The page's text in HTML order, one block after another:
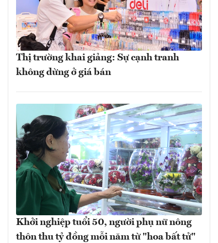
Thị trường khai giảng: Sự cạnh tranh
không dừng ở giá bán
Khởi nghiệp tuổi 50, người phụ nữ nông
thôn thu tỷ đồng mỗi năm từ "hoa bất tử"